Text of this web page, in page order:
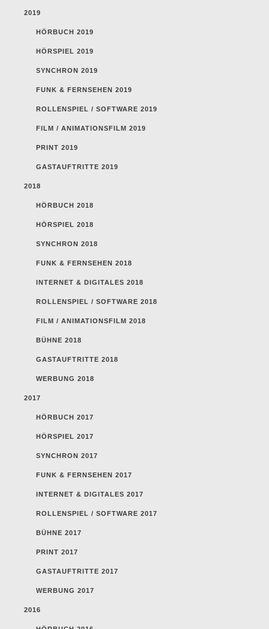
2019
HÖRBUCH 2019
HÖRSPIEL 2019
SYNCHRON 2019
FUNK & FERNSEHEN 2019
ROLLENSPIEL / SOFTWARE 2019
FILM / ANIMATIONSFILM 2019
PRINT 2019
GASTAUFTRITTE 2019
2018
HÖRBUCH 2018
HÖRSPIEL 2018
SYNCHRON 2018
FUNK & FERNSEHEN 2018
INTERNET & DIGITALES 2018
ROLLENSPIEL / SOFTWARE 2018
FILM / ANIMATIONSFILM 2018
BÜHNE 2018
GASTAUFTRITTE 2018
WERBUNG 2018
2017
HÖRBUCH 2017
HÖRSPIEL 2017
SYNCHRON 2017
FUNK & FERNSEHEN 2017
INTERNET & DIGITALES 2017
ROLLENSPIEL / SOFTWARE 2017
BÜHNE 2017
PRINT 2017
GASTAUFTRITTE 2017
WERBUNG 2017
2016